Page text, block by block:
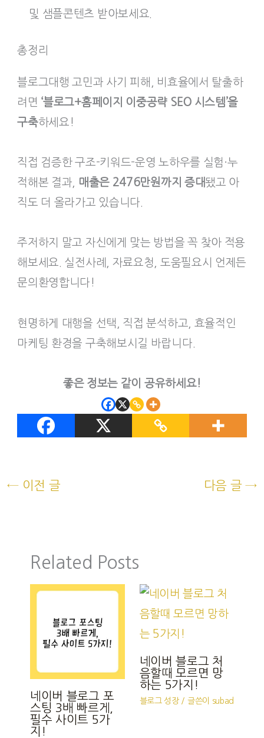
및 샘플콘텐츠 받아보세요.
총정리
블로그대행 고민과 사기 피해, 비효율에서 탈출하
려면 ‘블로그+홈페이지 이중공략 SEO 시스템’을
구축하세요!
직접 검증한 구조-키워드-운영 노하우를 실험·누
적해본 결과,
매출은 2476만원까지 증대됐고 아
직도 더 올라가고 있습니다.
주저하지 말고 자신에게 맞는 방법을 꼭 찾아 적용
해보세요. 실전사례, 자료요청, 도움필요시 언제든
문의환영합니다!
현명하게 대행을 선택, 직접 분석하고, 효율적인
마케팅 환경을 구축해보시길 바랍니다.
좋은 정보는 같이 공유하세요!
←이전 글 다음 글→
Related Posts
네이버 블로그 포
스팅 3배 빠르게,
필수 사이트 5가
지!
네이버 블로그 처
음할때 모르면 망
하는 5가지!
블로그 성장/ 글쓴이 subad